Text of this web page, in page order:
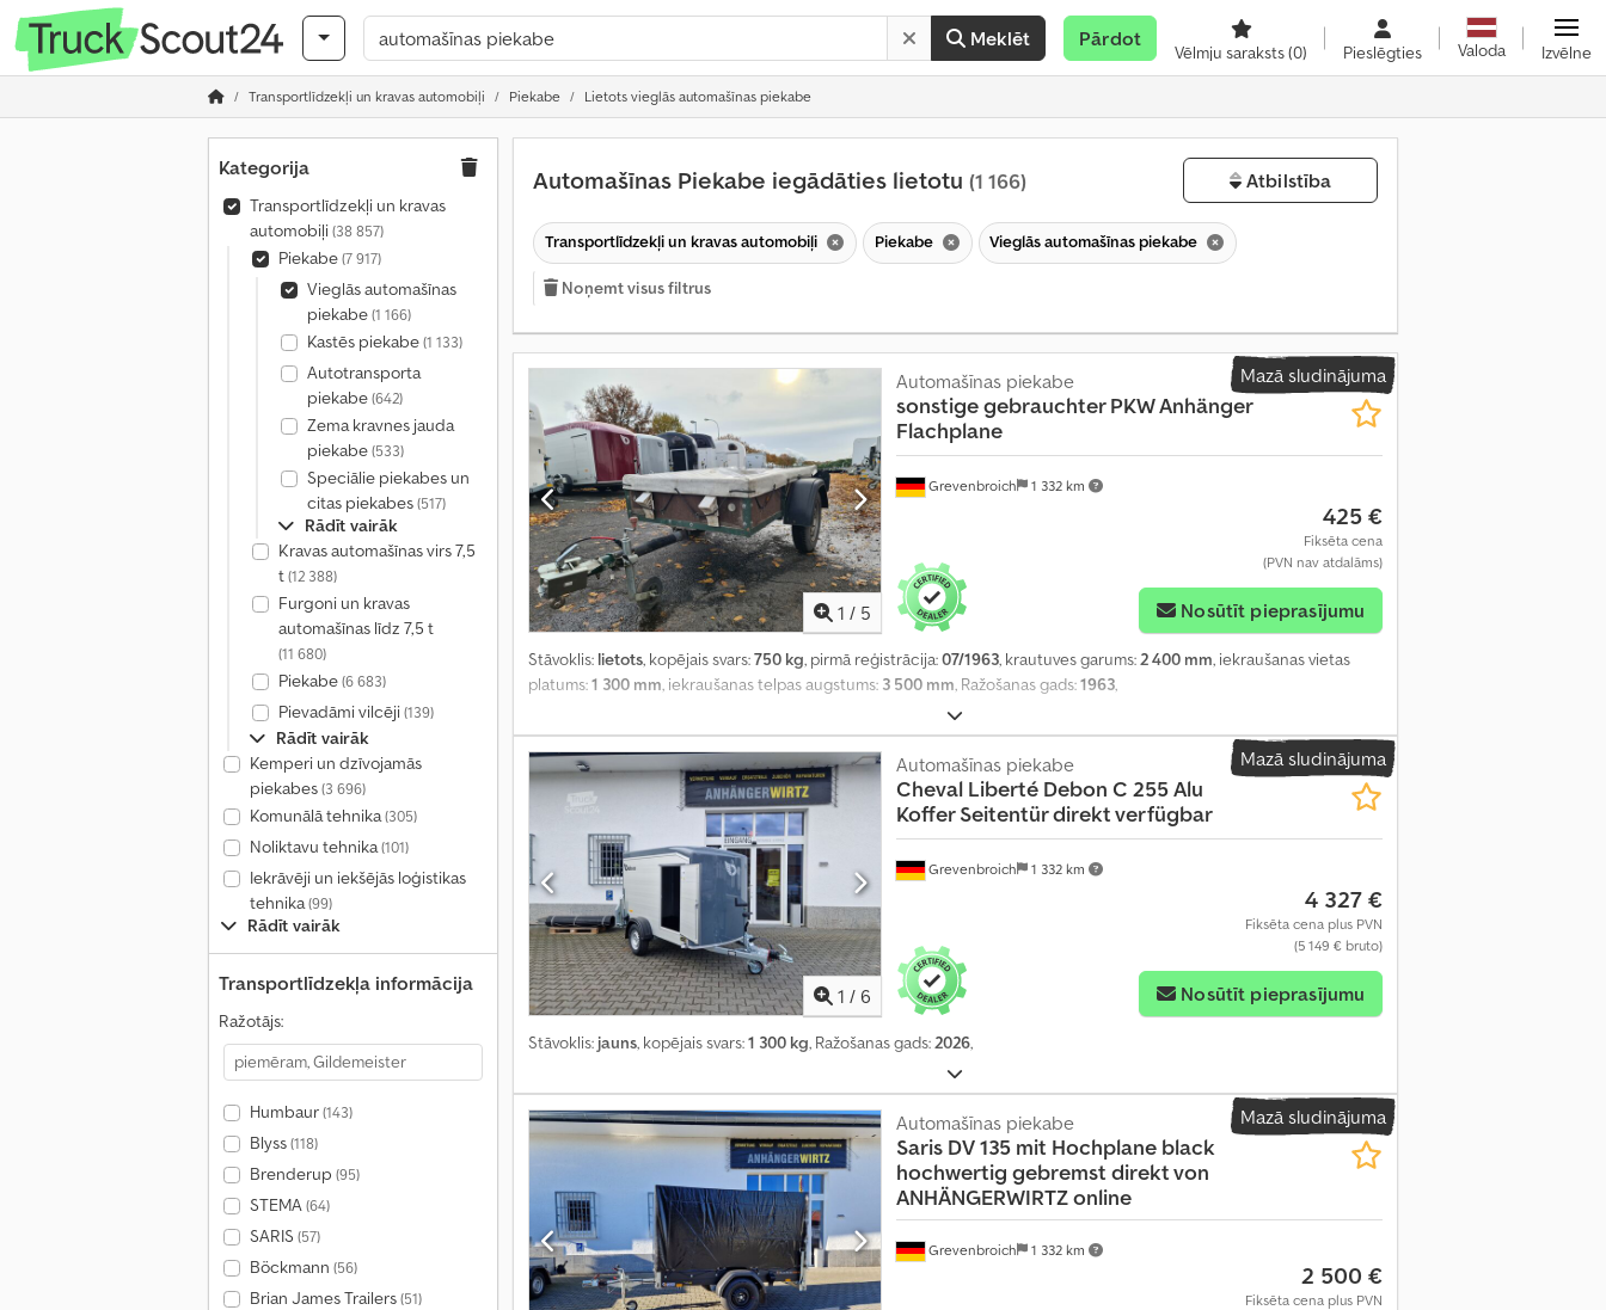
Meklēt Pārdot
Vēlmju saraksts(0) Pieslēgties Valoda Izvēlne
Transportlīdzekļi un kravas automobiļi Piekabe Lietots vieglās automašīnas piekabe
Kategorija
Transportlīdzekļi un kravas
automobiļi(38 857)
Piekabe(7 917)
Vieglās automašīnas
piekabe(1 166)
Kastēs piekabe(1 133)
Autotransporta
piekabe(642)
Zema kravnes jauda
piekabe(533)
Speciālie piekabes un
citas piekabes(517)
Rādīt vairāk
Kravas automašīnas virs 7,5
t(12 388)
Furgoni un kravas
automašīnas līdz 7,5 t
(11 680)
Piekabe(6 683)
Pievadāmi vilcēji(139)
Rādīt vairāk
Kemperi un dzīvojamās
piekabes(3 696)
Komunālā tehnika(305)
Noliktavu tehnika(101)
Iekrāvēji un iekšējās loģistikas
tehnika(99)
Rādīt vairāk
Transportlīdzekļa informācija
Ražotājs:
Humbaur(143)
Blyss(118)
Brenderup (95)
STEMA(64)
SARIS (57)
Böckmann (56)
Brian James Trailers(51)
Automašīnas Piekabe iegādāties lietotu (1 166) Atbilstība
Transportlīdzekļi un kravas automobiļi Piekabe Vieglās automašīnas piekabe
Noņemt visus filtrus
Mazā sludinājuma
1 / 5
Grevenbroich 1 332 km
Automašīnas piekabe
sonstigegebrauchter PKW Anhänger
Flachplane
425 €
Fiksēta cena
(PVN nav atdalāms)
Nosūtīt pieprasījumu
Stāvoklis: lietots, kopējais svars:750 kg, pirmā reģistrācija:07/1963, krautuves garums:2 400 mm, iekraušanas vietas
platums:1 300 mm, iekraušanas telpas augstums: 3 500 mm, Ražošanas gads:1963,
Mazā sludinājuma
1 / 6
Grevenbroich 1 332 km
Automašīnas piekabe
Cheval Liberté Debon C 255 Alu
Koffer Seitentür direkt verfügbar
4 327 €
Fiksēta cena plus PVN
(5 149 € bruto)
Nosūtīt pieprasījumu
Stāvoklis: jauns, kopējais svars:1 300 kg, Ražošanas gads:2026,
Mazā sludinājuma
Grevenbroich 1 332 km
Automašīnas piekabe
Saris DV 135 mit Hochplane black
hochwertig gebremst direkt von
ANHÄNGERWIRTZ online
2 500 €
Fiksēta cena plus PVN